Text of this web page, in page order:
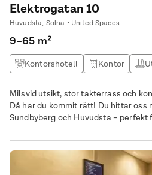
Elektrogatan 10
Huvudsta, Solna • United Spaces
9–65 m²
Kontorshotell Kontor
Milsvid utsikt, stor takterrass och
Då har du kommit rätt! Du hittar oss
Sundbyberg och Huvudsta –
Solna Business Park frodas både